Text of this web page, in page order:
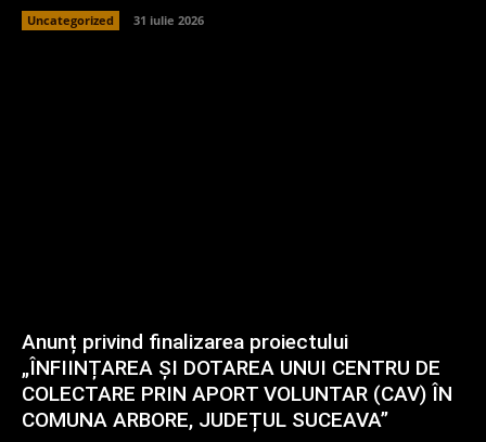
Uncategorized 31 iulie 2026
Anunț privind finalizarea proiectului
„ÎNFIINȚAREA ȘI DOTAREA UNUI CENTRU DE
COLECTARE PRIN APORT VOLUNTAR (CAV) ÎN
COMUNA ARBORE, JUDEȚUL SUCEAVA”